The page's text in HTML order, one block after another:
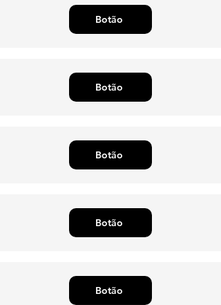
Botão
Botão
Botão
Botão
Botão